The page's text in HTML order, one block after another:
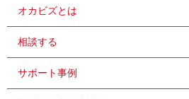
オカビズとは
相談する
サポート事例